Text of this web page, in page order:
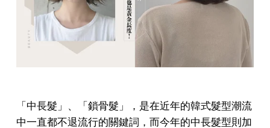
「中長髮」、「鎖骨髮」，是在近年的韓式髮型潮流
中一直都不退流行的關鍵詞，而今年的中長髮型則加